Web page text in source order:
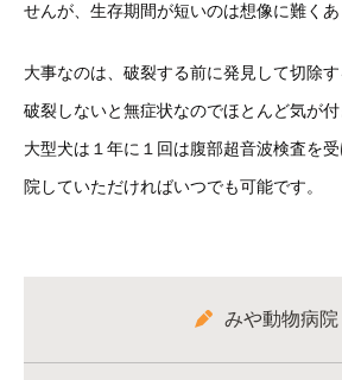
せんが、生存期間が短いのは想像に難くあ
大事なのは、破裂する前に発見して切除す
破裂しないと無症状なのでほとんど気が
大型犬は１年に１回は腹部超音波検査を
院していただければいつでも可能です。
みや動物病院